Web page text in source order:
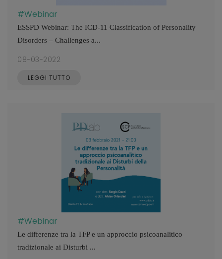
#Webinar
ESSPD Webinar: The ICD-11 Classification of Personality
Disorders – Challenges a...
08-03-2022
LEGGI TUTTO
#Webinar
Le differenze tra la TFP e un approccio psicoanalitico
tradizionale ai Disturbi ...